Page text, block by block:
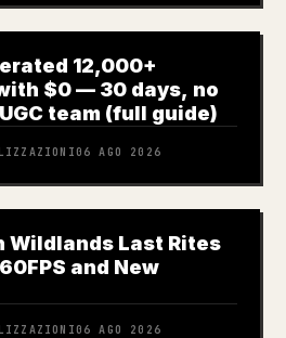
12,000+
$0 — 30 days, no
team (full guide)
06 AGO 2026
Wildlands Last Rites
and New
06 AGO 2026